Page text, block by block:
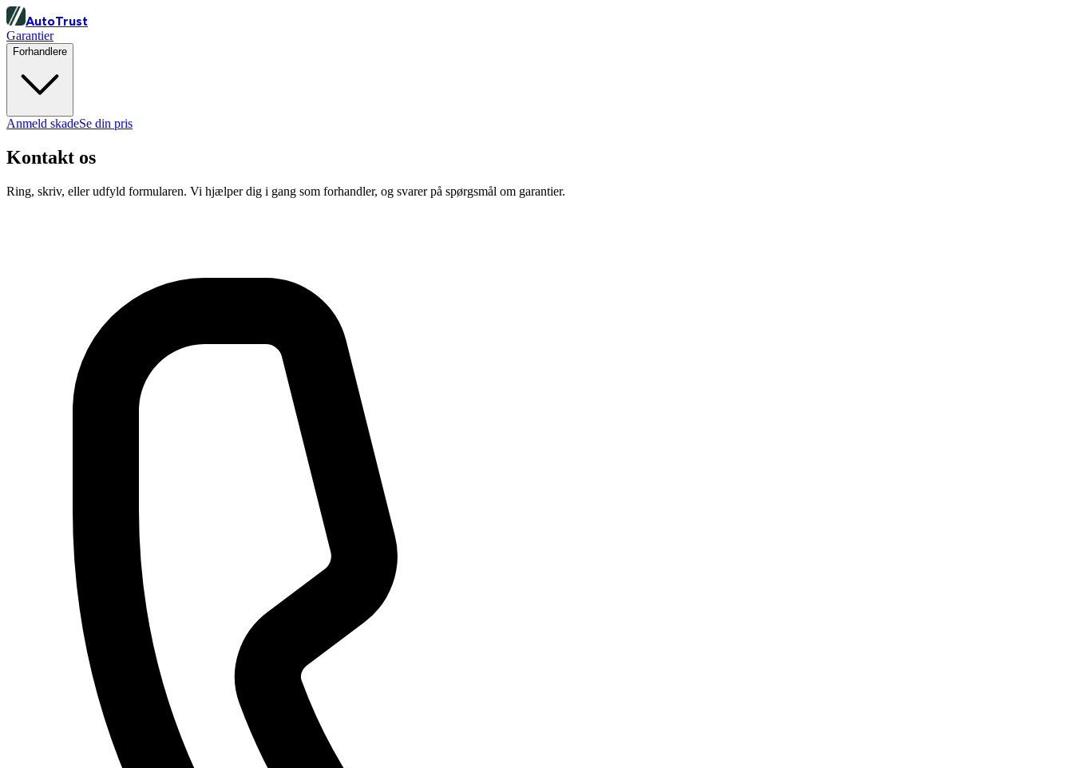
AutoTrust
Garantier
Forhandlere
Anmeld skadeSe din pris
Kontakt os
Ring, skriv, eller udfyld formularen. Vi hjælper dig i gang som forhandler, og svarer på spørgsmål om garantier.